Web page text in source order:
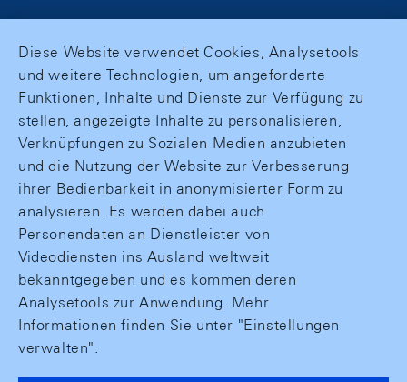
Diese Website verwendet Cookies, Analysetools
und weitere Technologien, um angeforderte
Funktionen, Inhalte und Dienste zur Verfügung zu
stellen, angezeigte Inhalte zu personalisieren,
Verknüpfungen zu Sozialen Medien anzubieten
und die Nutzung der Website zur Verbesserung
ihrer Bedienbarkeit in anonymisierter Form zu
analysieren. Es werden dabei auch
Personendaten an Dienstleister von
Videodiensten ins Ausland weltweit
bekanntgegeben und es kommen deren
Analysetools zur Anwendung. Mehr
Informationen finden Sie unter "Einstellungen
verwalten".